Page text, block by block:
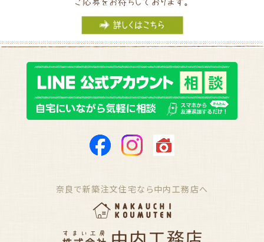
奈良で新築注文住宅なら中内工務店へ